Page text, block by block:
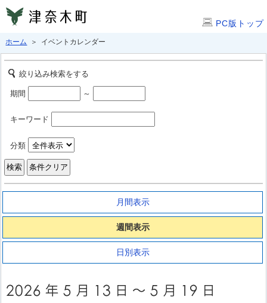
PC版トップ
ホーム ＞ イベントカレンダー
絞り込み検索をする
期間 ～
キーワード
分類
月間表示
週間表示
日別表示